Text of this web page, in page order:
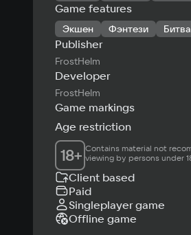
Game features
Экшен Фэнтези Битва
Publisher
FrostHelm
Developer
FrostHelm
Game markings
Age restriction
18+ Contains material not
viewing by persons under
Client based
Paid
Singleplayer game
Offline game